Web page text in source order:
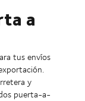
a
tus envíos
y
puerta-a-